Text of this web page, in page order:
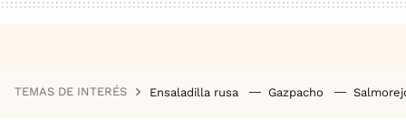
TEMAS DE INTERÉS Ensaladilla rusa Gazpacho